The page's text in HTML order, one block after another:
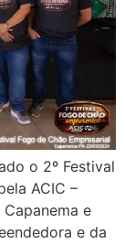
o 2º Festival
ACIC –
e
e da